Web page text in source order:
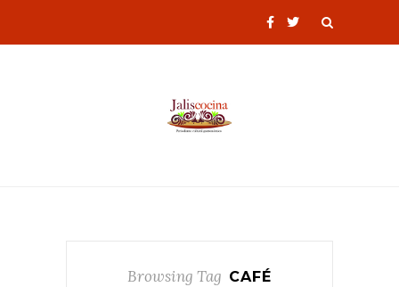
Browsing Tag CAFÉ